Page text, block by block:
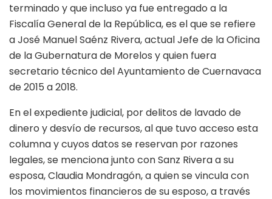
terminado y que incluso ya fue entregado a la
Fiscalía General de la República, es el que se refiere
a José Manuel Saénz Rivera, actual Jefe de la Oficina
de la Gubernatura de Morelos y quien fuera
secretario técnico del Ayuntamiento de Cuernavaca
de 2015 a 2018.
En el expediente judicial, por delitos de lavado de
dinero y desvío de recursos, al que tuvo acceso esta
columna y cuyos datos se reservan por razones
legales, se menciona junto con Sanz Rivera a su
esposa, Claudia Mondragón, a quien se vincula con
los movimientos financieros de su esposo, a través